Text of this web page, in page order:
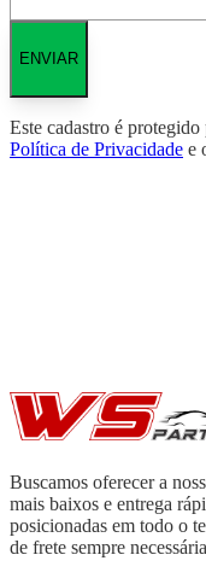
ENVIAR
Este cadastro é
Política de Privacidade e
Buscamos oferecer a
mais baixos e entrega
posicionadas em todo o
de frete sempre